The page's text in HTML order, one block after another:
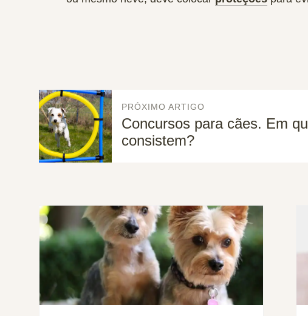
PRÓXIMO ARTIGO
Concursos para cães. Em
consistem?